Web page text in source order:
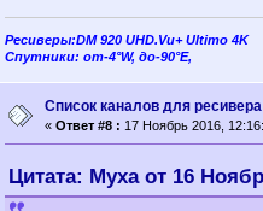
Ресиверы:DM 920 UHD.Vu+ Ultimo 4K
Спутники: от-4°W, до-90°E,
Cписок каналов для
« Ответ #8 : 17 Ноябрь 2016,
Цитата: Муха от 16